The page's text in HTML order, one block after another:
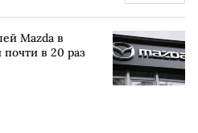
Соллерс
Mazda в
в 20 раз